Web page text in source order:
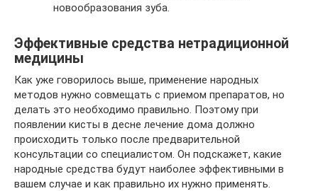
новообразования зуба.
Эффективные средства нетрадиционной
медицины
Как уже говорилось выше, применение народных
методов нужно совмещать с приемом препаратов, но
делать это необходимо правильно. Поэтому при
появлении кисты в десне лечение дома должно
происходить только после предварительной
консультации со специалистом. Он подскажет, какие
народные средства будут наиболее эффективными в
вашем случае и как правильно их нужно применять.